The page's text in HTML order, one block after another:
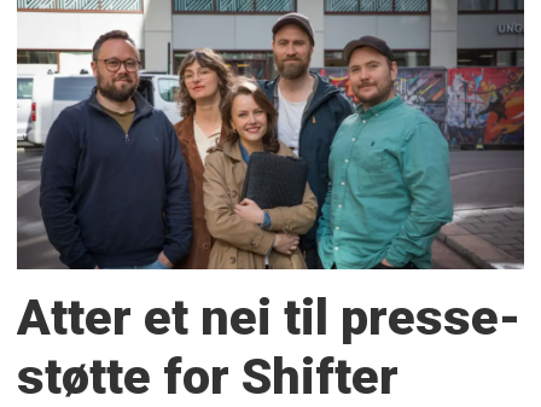
Atter et nei til presse­
støtte for Shifter